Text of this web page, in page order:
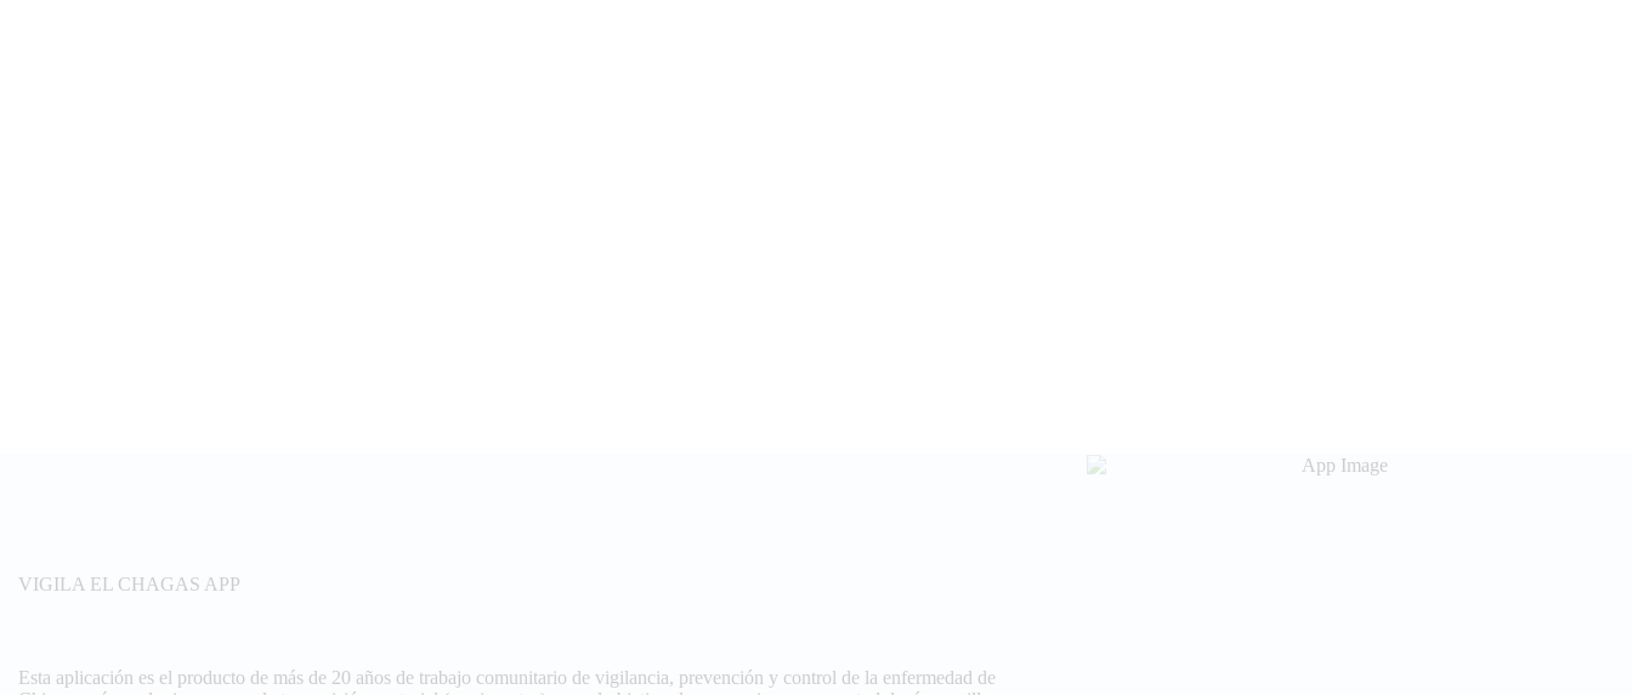
VIGILA EL CHAGAS APP
Esta aplicación es el producto de más de 20 años de trabajo comunitario de vigilancia, prevención y control de la enfermedad de